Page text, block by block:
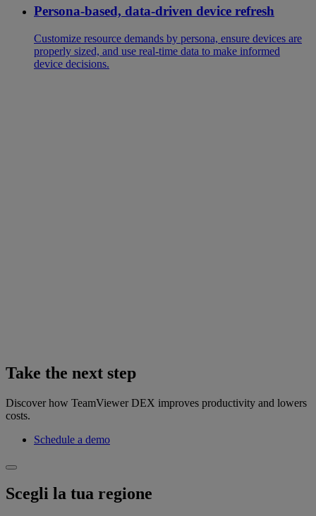
Persona-based, data-driven device refresh
Customize resource demands by persona, ensure devices are
properly sized, and use real-time data to make informed
device decisions.
Take the next step
Discover how TeamViewer DEX improves productivity and lowers
costs.
Schedule a demo
Scegli la tua regione